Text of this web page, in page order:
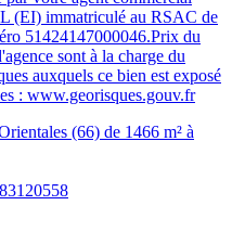
immatriculé au RSAC de
51424147000046.Prix du
sont à la charge du
auxquels ce bien est exposé
: www.georisques.gouv.fr